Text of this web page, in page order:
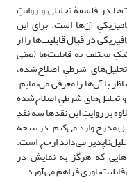
در فلسفۀ تحلیلی و روایتِ
آن‌ها است. برای این
در قبالِ قابلیت‌ها را از
مختلف به قابلیت‌ها (یعنی
شرطیِ اصلاح‌شده،
با آن‌ها را معرفی می‌نمایم.
تحلیل‌های شرطیِ اصلاح‌شده
بر روایتِ این نقدها سه نقدِ
مدرج وارد می‌کنم. در نتیجه
می‌داند ارجح است.
که هرگز به نمایش در
فراهم می‌آورد.